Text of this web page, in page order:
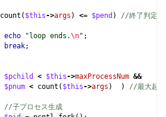
count ( $this->args ) <= $pend )
//終了判定
echo
"loop ends.\n" ;
break;
$pchild < $this->maxProcessNum &&
$pnum < count ( $this->args ) )
//最大起動
//子プロセス生成